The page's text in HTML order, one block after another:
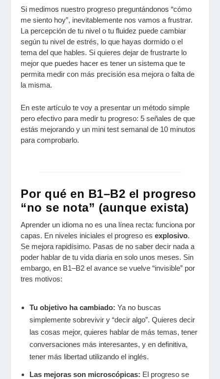
Si medimos nuestro progreso preguntándonos “cómo
me siento hoy”, inevitablemente nos vamos a frustrar.
La percepción de tu nivel o tu fluidez puede cambiar
según tu nivel de estrés, lo que hayas dormido o el
tema del que hables. Si quieres dejar de frustrarte lo
mejor que puedes hacer es tener un sistema que te
permita medir con más precisión esa mejora o falta de
la misma.
En este artículo te voy a presentar un método simple
pero efectivo para medir tu progreso: 5 señales de que
estás mejorando y un mini test semanal de 10 minutos
para comprobarlo.
Por qué en B1–B2 el progreso
“no se nota” (aunque exista)
Aprender un idioma no es una línea recta: funciona por
capas. En niveles iniciales el progreso esexplosivo.
Se mejora rapidísimo. Pasas de no saber decir nada a
poder hablar de tu vida diaria en solo unos meses. Sin
embargo, en B1–B2 el avance se vuelve “invisible” por
tres motivos:
Tu objetivo ha cambiado: Ya no buscas
simplemente sobrevivir y “decir algo”. Quieres decir
las cosas mejor, quieres hablar de más temas, tener
conversaciones más interesantes, y en definitiva,
tener más libertad utilizando el inglés.
Las mejoras son microscópicas: El progreso se